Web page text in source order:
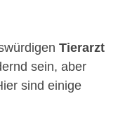
Tierarzt
sein, aber
sind einige